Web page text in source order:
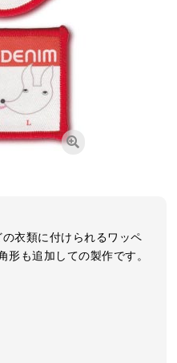
衣類に付けられるワッペ
形も追加しての製作です。